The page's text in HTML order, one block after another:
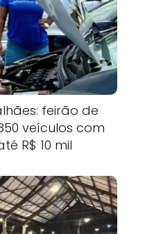
feirão de
veículos com
R$ 10 mil